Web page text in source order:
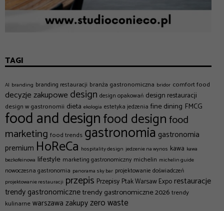
TAGI
AI branding branding restauracji branża gastronomiczna bridor comfort food
decyzje zakupowe design design opakowań design restauracji
design w gastronomii dieta ekologia estetyka jedzenia fine dining FMCG
food and designfood designfood
marketing food trends gastronomia gastronomia
premium HoReCa hospitality design jedzenie na wynos kawa kawa
bezkofeinowa lifestyle marketing gastronomiczny michelin michelin guide
nowoczesna gastronomia panorama sky bar projektowanie doświadczeń
projektowanie restauracji przepis Przepisy Ptak Warsaw Exporestauracje
trendy gastronomicznetrendy gastronomiczne 2026trendy
kulinarnewarszawa zakupyzero waste